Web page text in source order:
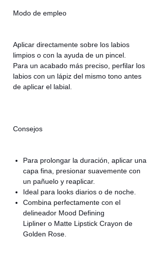
Modo de empleo
Aplicar directamente sobre los labios
limpios o con la ayuda de un pincel.
Para un acabado más preciso, perfilar los
labios con un lápiz del mismo tono antes
de aplicar el labial.
Consejos
Para prolongar la duración, aplicar una
capa fina, presionar suavemente con
un pañuelo y reaplicar.
Ideal para looks diarios o de noche.
Combina perfectamente con el
delineador Mood Defining
Lipliner o Matte Lipstick Crayon de
Golden Rose.